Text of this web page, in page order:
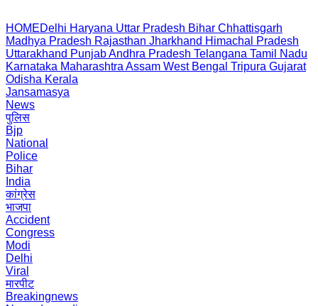
HOMEDelhi Haryana Uttar Pradesh Bihar Chhattisgarh
Madhya Pradesh Rajasthan Jharkhand Himachal Pradesh
Uttarakhand PunjabAndhra Pradesh Telangana Tamil Nadu
Karnataka Maharashtra Assam West Bengal Tripura Gujarat
Odisha Kerala
Jansamasya
News
पुलिस
Bjp
National
Police
Bihar
India
कांग्रेस
भाजपा
Accident
Congress
Modi
Delhi
Viral
मारपीट
Breakingnews